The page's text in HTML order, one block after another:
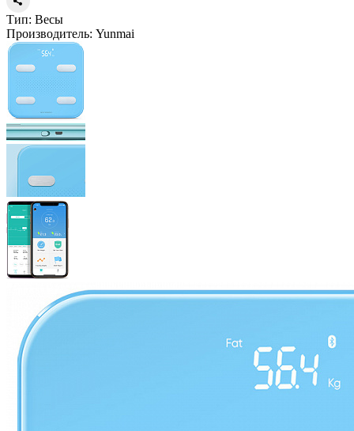
Тип: Весы
Производитель: Yunmai